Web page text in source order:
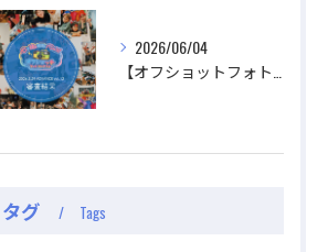
2026/06/04
タグ Tags